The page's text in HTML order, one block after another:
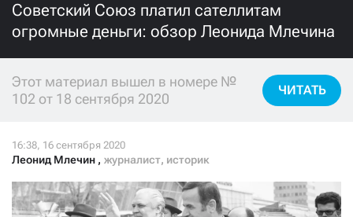
Советский Союз платил сателлитам
огромные деньги: обзор Леонида Млечина
Этот материал вышел в номере №
102 от 18 сентября 2020
ЧИТАТЬ
Леонид Млечин , журналист, историк
3000 1000
500
Нажимая кнопку «Стать соучастником»,
я принимаю условия и подтверждаю свое гражданство РФ
СТАТЬ СОУЧАСТНИКОМ